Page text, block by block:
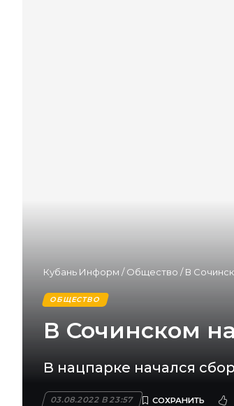
Кубань Информ /Общество /В
ОБЩЕСТВО
В Сочинском
В нацпарке начался
03.08.2022 В 23:57